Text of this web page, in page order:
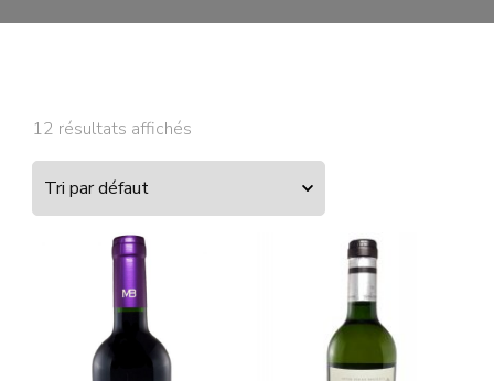
12 résultats affichés